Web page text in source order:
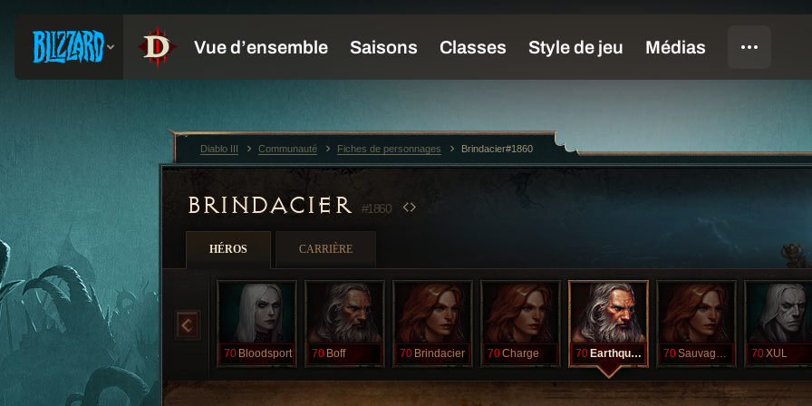
BRINDACIER #1860
HÉROS CARRIÈRE
70 Bloodsport 70 Boff 70 Brindacier 70Charge 70 Earthquake 70 Sauvagesse 70XUL
Diablo III Communauté Fiches de personnages Brindacier#1860